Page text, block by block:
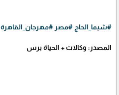
#شيما_الحاج #مصر #مهرجان_القاهرة
المصدر: وكالات + الحياة برس